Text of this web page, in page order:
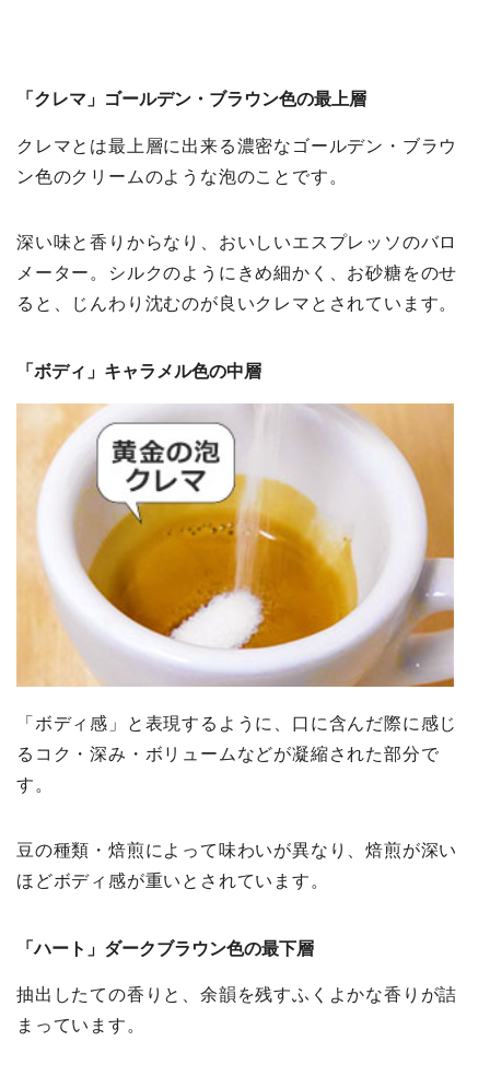
「クレマ」ゴールデン・ブラウン色の最上層
クレマとは最上層に出来る濃密なゴールデン・ブラウ
ン色のクリームのような泡のことです。
深い味と香りからなり、おいしいエスプレッソのバロ
メーター。シルクのようにきめ細かく、お砂糖をのせ
ると、じんわり沈むのが良いクレマとされています。
「ボディ」キャラメル色の中層
「ボディ感」と表現するように、口に含んだ際に感じ
るコク・深み・ボリュームなどが凝縮された部分で
す。
豆の種類・焙煎によって味わいが異なり、焙煎が深い
ほどボディ感が重いとされています。
「ハート」ダークブラウン色の最下層
抽出したての香りと、余韻を残すふくよかな香りが詰
まっています。